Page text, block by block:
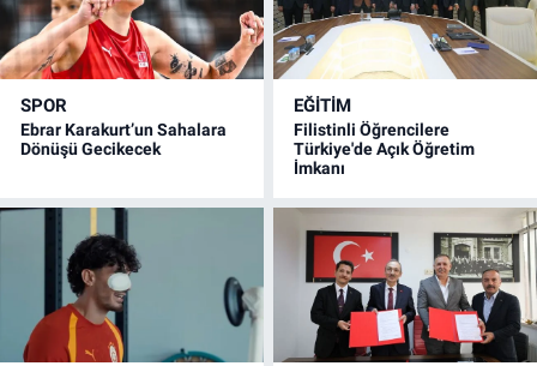
SPOR
Ebrar Karakurt’un Sahalara
Dönüşü Gecikecek
EĞİTİM
Filistinli Öğrencilere
Türkiye'de Açık Öğretim
İmkanı